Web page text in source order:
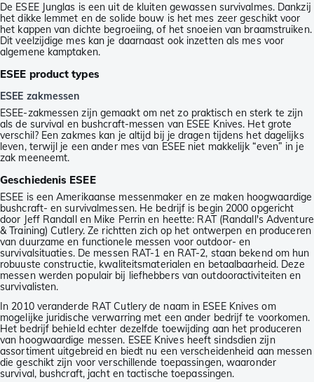
De ESEE Junglas is een uit de kluiten gewassen survivalmes. Dankzij
het dikke lemmet en de solide bouw is het mes zeer geschikt voor
het kappen van dichte begroeiing, of het snoeien van braamstruiken.
Dit veelzijdige mes kan je daarnaast ook inzetten als mes voor
algemene kamptaken.
ESEE product types
ESEE zakmessen
ESEE-zakmessen zijn gemaakt om net zo praktisch en sterk te zijn
als de survival en bushcraft-messen van ESEE Knives. Het grote
verschil? Een zakmes kan je altijd bij je dragen tijdens het dagelijks
leven, terwijl je een ander mes van ESEE niet makkelijk “even” in je
zak meeneemt.
Geschiedenis ESEE
ESEE is een Amerikaanse messenmaker en ze maken hoogwaardige
bushcraft- en survivalmessen. He bedrijf is begin 2000 opgericht
door Jeff Randall en Mike Perrin en heette: RAT (Randall's Adventure
& Training) Cutlery. Ze richtten zich op het ontwerpen en produceren
van duurzame en functionele messen voor outdoor- en
survivalsituaties. De messen RAT-1 en RAT-2, staan bekend om hun
robuuste constructie, kwaliteitsmaterialen en betaalbaarheid. Deze
messen werden populair bij liefhebbers van outdooractiviteiten en
survivalisten.
In 2010 veranderde RAT Cutlery de naam in ESEE Knives om
mogelijke juridische verwarring met een ander bedrijf te voorkomen.
Het bedrijf behield echter dezelfde toewijding aan het produceren
van hoogwaardige messen. ESEE Knives heeft sindsdien zijn
assortiment uitgebreid en biedt nu een verscheidenheid aan messen
die geschikt zijn voor verschillende toepassingen, waaronder
survival, bushcraft, jacht en tactische toepassingen.